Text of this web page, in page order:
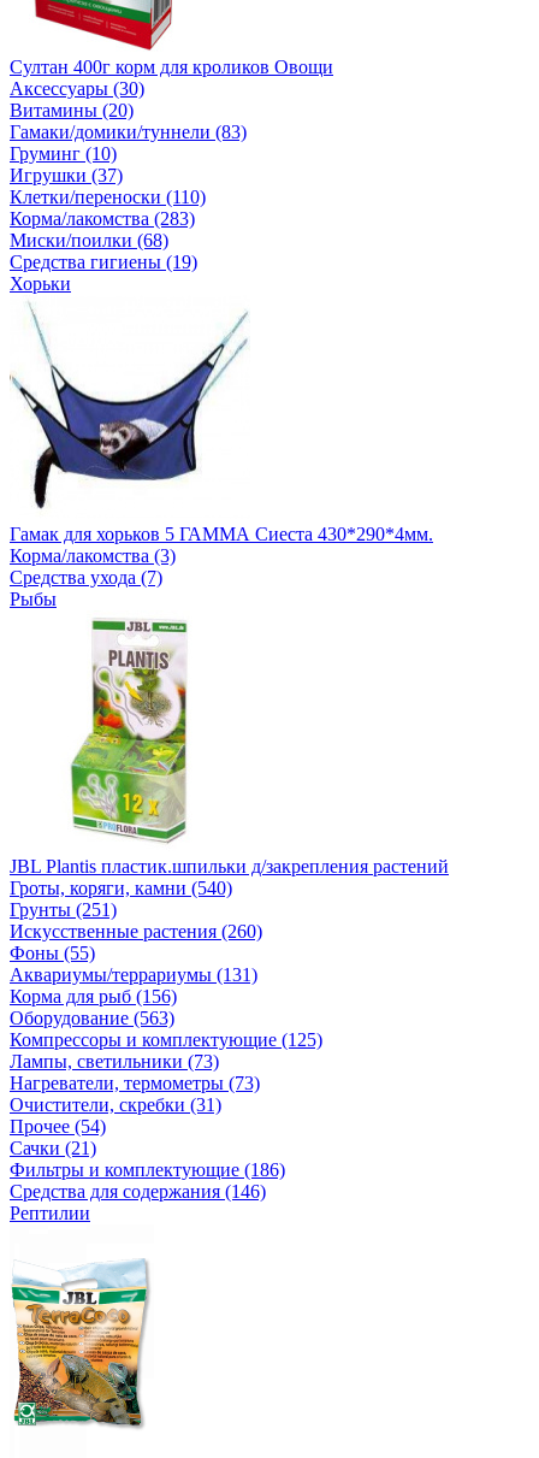
Султан 400г корм для кроликов Овощи
Аксессуары (30)
Витамины (20)
Гамаки/домики/туннели (83)
Груминг (10)
Игрушки (37)
Клетки/переноски (110)
Корма/лакомства (283)
Миски/поилки (68)
Средства гигиены (19)
Хорьки
Гамак для хорьков 5 ГАММА Сиеста 430*290*4мм.
Корма/лакомства (3)
Средства ухода (7)
Рыбы
JBL Plantis пластик.шпильки д/закрепления растений
Гроты, коряги, камни (540)
Грунты (251)
Искусственные растения (260)
Фоны (55)
Аквариумы/террариумы (131)
Корма для рыб (156)
Оборудование (563)
Компрессоры и комплектующие (125)
Лампы, светильники (73)
Нагреватели, термометры (73)
Очистители, скребки (31)
Прочее (54)
Сачки (21)
Фильтры и комплектующие (186)
Средства для содержания (146)
Рептилии